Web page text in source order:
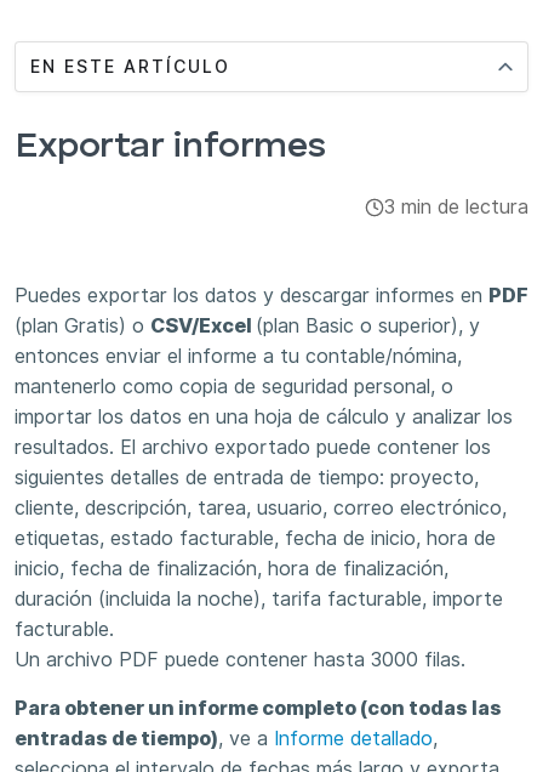
Integraciones y complementos
Proyectos
EN ESTE ARTÍCULO
Exportar informes
3 min de lectura
Puedes exportar los datos y descargar informes en PDF
(plan Gratis) o CSV/Excel (plan Basic o superior), y
entonces enviar el informe a tu contable/nómina,
mantenerlo como copia de seguridad personal, o
importar los datos en una hoja de cálculo y analizar los
resultados. El archivo exportado puede contener los
siguientes detalles de entrada de tiempo: proyecto,
cliente, descripción, tarea, usuario, correo electrónico,
etiquetas, estado facturable, fecha de inicio, hora de
inicio, fecha de finalización, hora de finalización,
duración (incluida la noche), tarifa facturable, importe
facturable.
Un archivo PDF puede contener hasta 3000 filas.
Para obtener un informe completo (con todas las
entradas de tiempo), ve a Informe detallado,